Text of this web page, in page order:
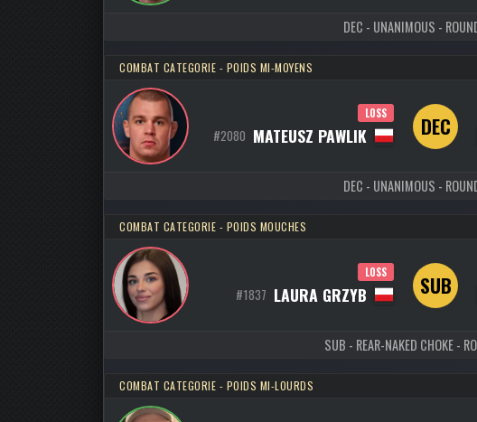
DEC - UNANIMOUS -
COMBAT CATEGORIE - POIDS MI-MOYENS
LOSS
#2080 MATEUSZ PAWLIK DEC
DEC - UNANIMOUS -
COMBAT CATEGORIE - POIDS MOUCHES
LOSS
#1837 LAURA GRZYB SUB
SUB - REAR-NAKED CHOKE -
COMBAT CATEGORIE - POIDS MI-LOURDS